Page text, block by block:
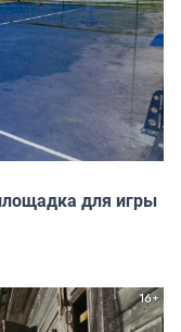
для игры